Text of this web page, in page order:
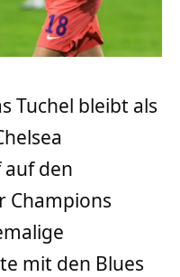
Tuchel bleibt als
den
Champions
mit den Blues